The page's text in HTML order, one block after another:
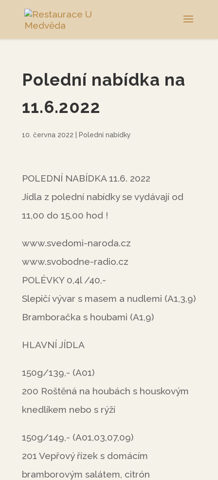
Polední nabídka na
11.6.2022
10. června 2022 Polední nabídky
POLEDNÍ NABÍDKA 11.6. 2022
Jídla z polední nabídky se vydávají od
11,00 do 15,00 hod !
www.svedomi-naroda.cz
www.svobodne-radio.cz
POLÉVKY 0,4l /40,-
Slepičí vývar s masem a nudlemi (A1,3,9)
Bramboračka s houbami (A1,9)
HLAVNÍ JÍDLA
150g/139,- (A01)
200 Roštěná na houbách s houskovým
knedlíkem nebo s rýží
150g/149,- (A01,03,07,09)
201 Vepřový řízek s domácím
bramborovým salátem, citrón